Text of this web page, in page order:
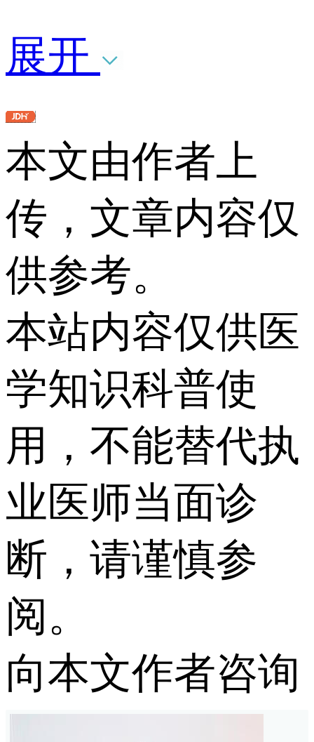
展开
本文由作者上
传，文章内容仅
供参考。
本站内容仅供医
学知识科普使
用，不能替代执
业医师当面诊
断，请谨慎参
阅。
向本文作者咨询